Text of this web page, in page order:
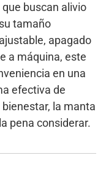
buscan alivio
tamaño
apagado
a máquina, este
en una
efectiva de
la manta
pena considerar.